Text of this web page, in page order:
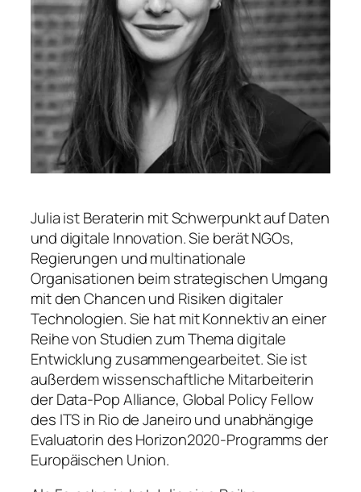
Julia ist Beraterin mit Schwerpunkt auf Daten
und digitale Innovation. Sie berät NGOs,
Regierungen und multinationale
Organisationen beim strategischen Umgang
mit den Chancen und Risiken digitaler
Technologien. Sie hat mit Konnektiv an einer
Reihe von Studien zum Thema digitale
Entwicklung zusammengearbeitet. Sie ist
außerdem wissenschaftliche Mitarbeiterin
der Data-Pop Alliance, Global Policy Fellow
des ITS in Rio de Janeiro und unabhängige
Evaluatorin des Horizon2020-Programms der
Europäischen Union.